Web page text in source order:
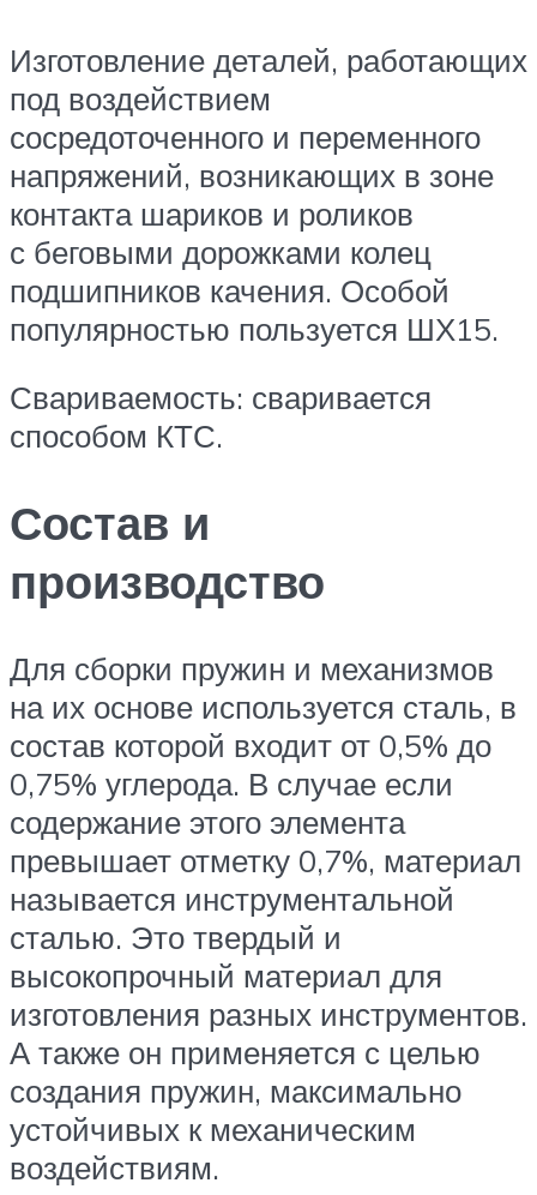
Изготовление деталей, работающих
под воздействием
сосредоточенного и переменного
напряжений, возникающих в зоне
контакта шариков и роликов
с беговыми дорожками колец
подшипников качения. Особой
популярностью пользуется ШХ15.
Свариваемость: сваривается
способом КТС.
Состав и
производство
Для сборки пружин и механизмов
на их основе используется сталь, в
состав которой входит от 0,5% до
0,75% углерода. В случае если
содержание этого элемента
превышает отметку 0,7%, материал
называется инструментальной
сталью. Это твердый и
высокопрочный материал для
изготовления разных инструментов.
А также он применяется с целью
создания пружин, максимально
устойчивых к механическим
воздействиям.